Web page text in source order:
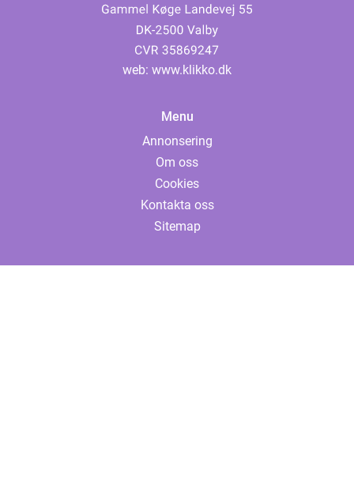
web: www.klikko.dk
Menu
Annonsering
Om oss
Cookies
Kontakta oss
Sitemap